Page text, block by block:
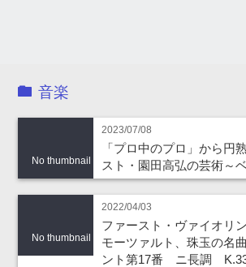
音楽
No thumbnail
2023/07/08
「プロ中のプロ」から円
スト・園田高弘の芸術～
No thumbnail
2022/04/03
ファースト・ヴァイオリ
モーツァルト、珠玉の名
ント第17番 ニ長調